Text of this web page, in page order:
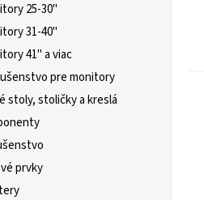
25-30"
31-40"
41" a viac
pre monitory
stoly, stoličky a kreslá
prvky